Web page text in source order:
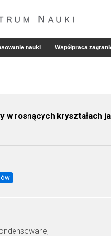
nauki Współpraca
w rosnących kryształach